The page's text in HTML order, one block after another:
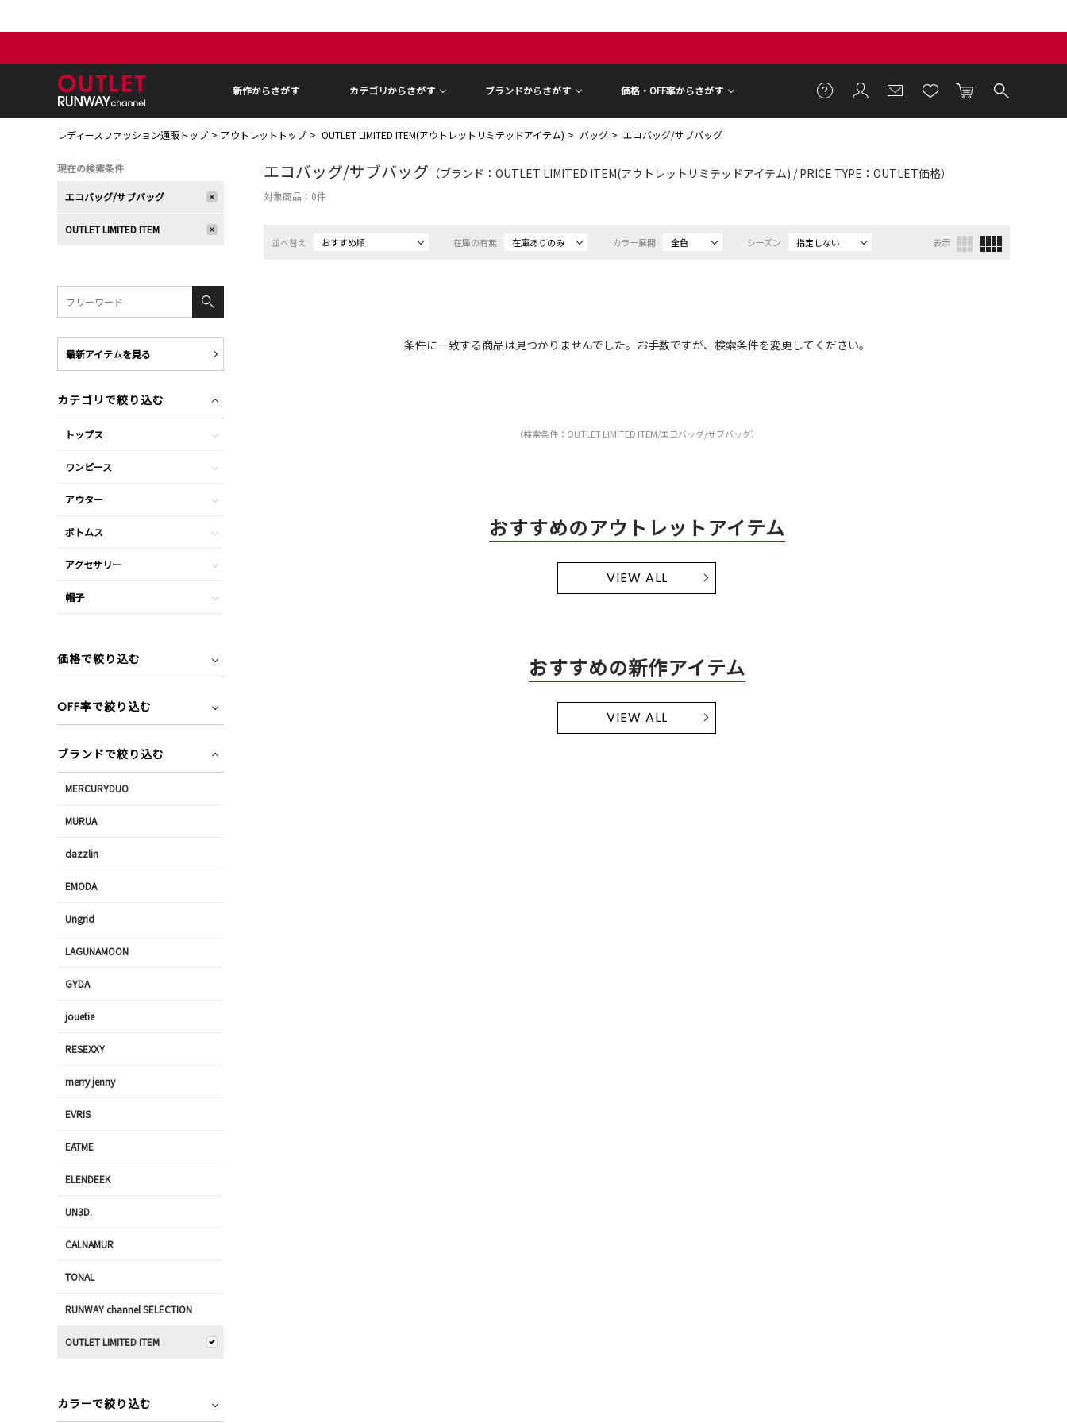
新作からさがす カテゴリからさがす ブランドからさがす 価格・OFF率からさがす
レディースファッション通販トップ アウトレットトップ OUTLET LIMITED ITEM(アウトレットリミテッドアイテム) バッグ エコバッグ/サブバッグ
エコバッグ/サブバッグ （ブランド：OUTLET LIMITED ITEM(アウトレットリミテッドアイテム) / PRICE TYPE：OUTLET価格）
対象商品： 0件
並べ替え おすすめ順 在庫の有無 在庫ありのみ カラー展開 全色 シーズン 指定しない 表示
条件に一致する商品は見つかりませんでした。お手数ですが、検索条件を変更してください。
（検索条件：OUTLET LIMITED ITEM/エコバッグ/サブバッグ）
おすすめのアウトレットアイテム
VIEW ALL
おすすめの新作アイテム
VIEW ALL
現在の検索条件
エコバッグ/サブバッグ
OUTLET LIMITED ITEM
最新アイテムを見る
カテゴリで絞り込む
トップス
ワンピース
アウター
ボトムス
アクセサリー
帽子
価格で絞り込む
OFF率で絞り込む
ブランドで絞り込む
MERCURYDUO
MURUA
dazzlin
EMODA
Ungrid
LAGUNAMOON
GYDA
jouetie
RESEXXY
merry jenny
EVRIS
EATME
ELENDEEK
UN3D.
CALNAMUR
TONAL
RUNWAY channel SELECTION
OUTLET LIMITED ITEM
カラーで絞り込む